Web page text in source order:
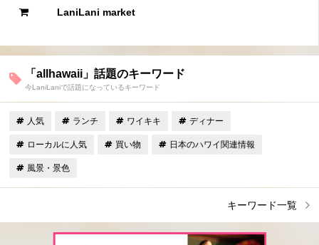
LaniLani market
「allhawaii」話題のキーワード
今LaniLaniで話題になっているキーワード
人気 ランチ ワイキキ ディナー
ローカルに人気 買い物 日本のハワイ関連情報
風景・景色
キーワード一覧